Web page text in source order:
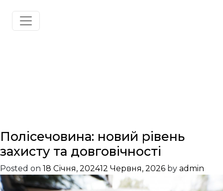
Полісечовина: новий рівень
захисту та довговічності
Posted on 18 Січня, 202412 Червня, 2026 by admin